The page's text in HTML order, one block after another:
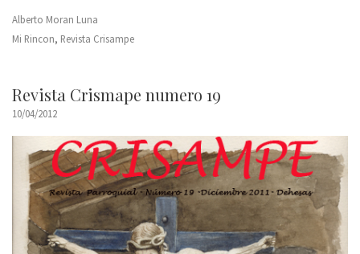
Alberto Moran Luna
Mi Rincon, Revista Crisampe
Revista Crismape numero 19
10/04/2012